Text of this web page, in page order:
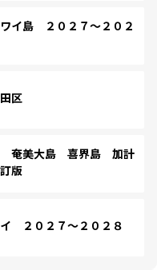
イ島 ２０２７～２０２
区
奄美大島 喜界島 加計
版
２０２７～２０２８